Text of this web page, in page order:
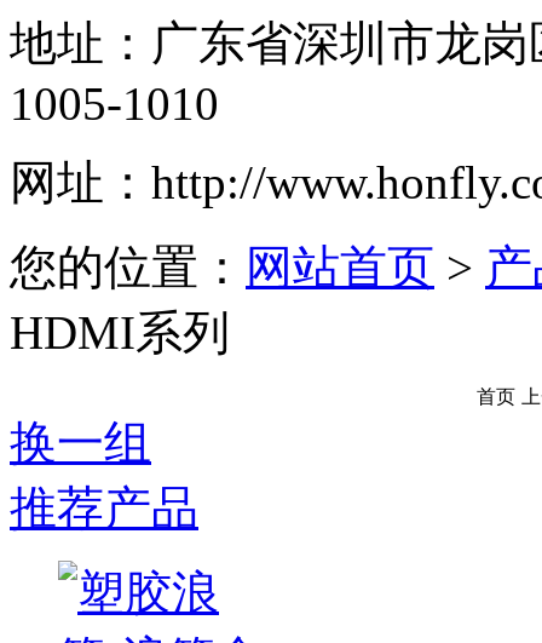
地址： 广东省深圳市龙
1005-1010
网址： http://
您的位置： 网站首页 >
HDMI系列
首页
换一组
推荐产品